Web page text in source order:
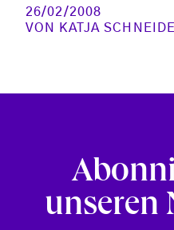
26/02/2008
VON
KATJA
unseren